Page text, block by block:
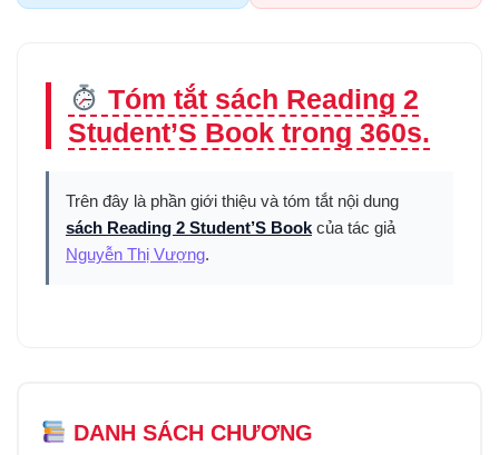
Tóm tắt sách Reading 2
Student’S Book trong 360s.
Trên đây là phần giới thiệu và tóm tắt nội dung
sách Reading 2 Student’S Book của tác giả
Nguyễn Thị Vượng.
DANH SÁCH CHƯƠNG